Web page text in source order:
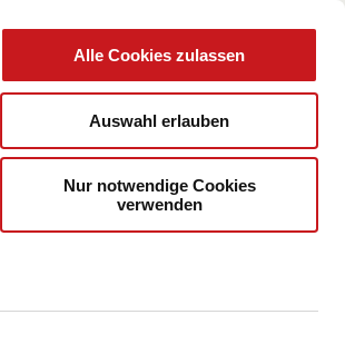
Alle Cookies zulassen
Auswahl erlauben
Nur notwendige Cookies
verwenden